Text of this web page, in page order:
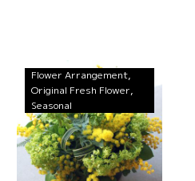
Flower Arrangement
Original Fresh Flower
Seasonal